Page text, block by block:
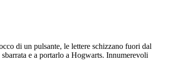
di un pulsante, le lettere schizzano fuori dal
e a portarlo a Hogwarts. Innumerevoli